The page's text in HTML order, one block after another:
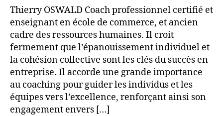
Thierry OSWALD Coach professionnel certifié et
enseignant en école de commerce, et ancien
cadre des ressources humaines. Il croit
fermement que l’épanouissement individuel et
la cohésion collective sont les clés du succès en
entreprise. Il accorde une grande importance
au coaching pour guider les individus et les
équipes vers l’excellence, renforçant ainsi son
engagement envers […]